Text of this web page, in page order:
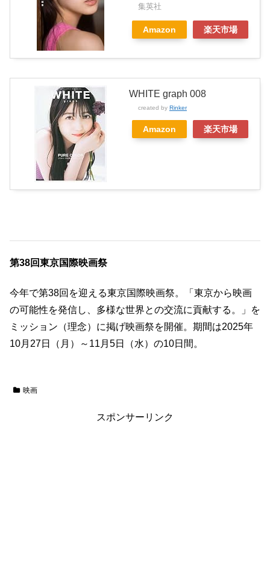
集英社
Amazon 楽天市場
WHITE graph 008
created by Rinker
Amazon 楽天市場
第38回東京国際映画祭
今年で第38回を迎える東京国際映画祭。「東京から映画
の可能性を発信し、多様な世界との交流に貢献する。」を
ミッション（理念）に掲げ映画祭を開催。期間は2025年
10月27日（月）～11月5日（水）の10日間。
映画
スポンサーリンク